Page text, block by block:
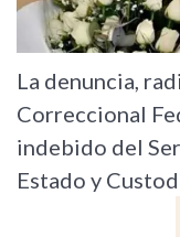
La denuncia,
Correccional
indebido del
Estado y